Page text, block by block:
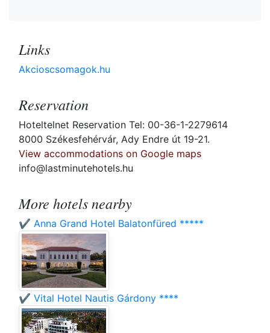
Links
Akcioscsomagok.hu
Reservation
Hoteltelnet Reservation Tel: 00-36-1-2279614
8000 Székesfehérvár, Ady Endre út 19-21.
View accommodations on Google maps
info@lastminutehotels.hu
More hotels nearby
✔️ Anna Grand Hotel Balatonfüred *****
✔️ Vital Hotel Nautis Gárdony ****